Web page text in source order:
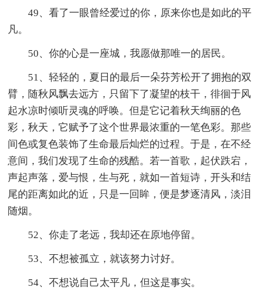
49、看了一眼曾经爱过的你，原来你也是如此的平
凡。
50、你的心是一座城，我愿做那唯一的居民。
51、轻轻的，夏日的最后一朵芬芳松开了拥抱的双
臂，随秋风飘去远方，只留下了凝望的枝干，徘徊于风
起水凉时倾听灵魂的呼唤。但是它记着秋天绚丽的色
彩，秋天，它赋予了这个世界最浓重的一笔色彩。那些
间色或复色装饰了生命最后灿烂的过程。于是，在不经
意间，我们发现了生命的残酷。若一首歌，起伏跌宕，
声起声落，爱与恨，生与死，就如一首短诗，开头和结
尾的距离如此的近，只是一回眸，便是梦逐清风，淡泪
随烟。
52、你走了老远，我却还在原地停留。
53、不想被孤立，就该努力讨好。
54、不想说自己太平凡，但这是事实。